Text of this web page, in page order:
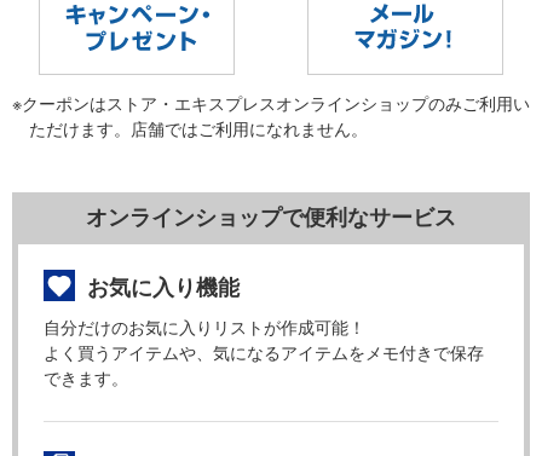
※クーポンはストア・エキスプレスオンラインショップのみご利用い
ただけます。店舗ではご利用になれません。
オンラインショップで便利なサービス
お気に入り機能
自分だけのお気に入りリストが作成可能！
よく買うアイテムや、気になるアイテムをメモ付きで保存
できます。